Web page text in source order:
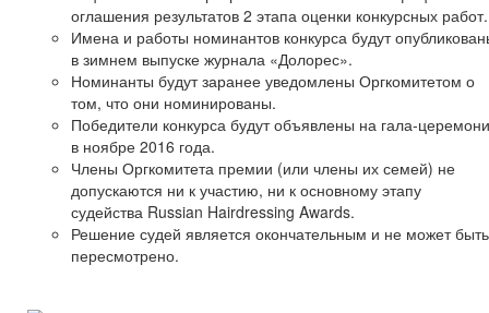
оглашения результатов 2 этапа оценки конкурсных работ.
Имена и работы номинантов конкурса будут
в зимнем выпуске журнала «Долорес».
Номинанты будут заранее уведомлены Оргкомитетом о
том, что они номинированы.
Победители конкурса будут объявлены на гала-
в ноябре 2016 года.
Члены Оргкомитета премии (или члены их семей) не
допускаются ни к участию, ни к основному этапу
судейства Russian Hairdressing Awards.
Решение судей является окончательным и не может быть
пересмотрено.